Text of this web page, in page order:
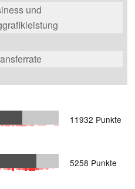
und
11932 Punkte
5258 Punkte